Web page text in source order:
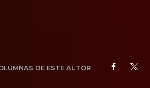
DE ESTE AUTOR